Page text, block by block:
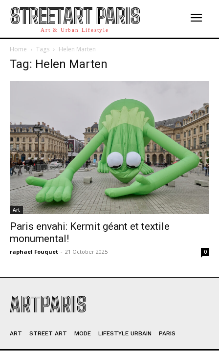
STREETART PARIS
Art & Urban Lifestyle
Home Tags Helen Marten
Tag: Helen Marten
Art
Paris envahi: Kermit géant et textile
monumental!
raphael Fouquet - 21 October 2025 0
ARTPARIS
ART STREET ART MODE LIFESTYLE URBAIN PARIS